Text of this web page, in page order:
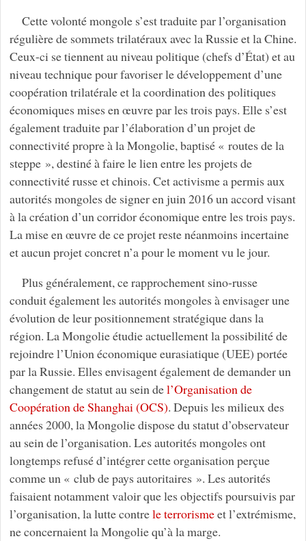
Cette volonté mongole s’est traduite par l’organisation
régulière de sommets trilatéraux avec la Russie et la Chine.
Ceux-ci se tiennent au niveau politique (chefs d’État) et au
niveau technique pour favoriser le développement d’une
coopération trilatérale et la coordination des politiques
économiques mises en œuvre par les trois pays. Elle s’est
également traduite par l’élaboration d’un projet de
connectivité propre à la Mongolie, baptisé « routes de la
steppe », destiné à faire le lien entre les projets de
connectivité russe et chinois. Cet activisme a permis aux
autorités mongoles de signer en juin 2016 un accord visant
à la création d’un corridor économique entre les trois pays.
La mise en œuvre de ce projet reste néanmoins incertaine
et aucun projet concret n’a pour le moment vu le jour.
Plus généralement, ce rapprochement sino-russe
conduit également les autorités mongoles à envisager une
évolution de leur positionnement stratégique dans la
région. La Mongolie étudie actuellement la possibilité de
rejoindre l’Union économique eurasiatique (UEE) portée
par la Russie. Elles envisagent également de demander un
changement de statut au sein del’Organisation de
Coopération de Shanghai (OCS). Depuis les milieux des
années 2000, la Mongolie dispose du statut d’observateur
au sein de l’organisation. Les autorités mongoles ont
longtemps refusé d’intégrer cette organisation perçue
comme un « club de pays autoritaires ». Les autorités
faisaient notamment valoir que les objectifs poursuivis par
l’organisation, la lutte contrele terrorismeet l’extrémisme,
ne concernaient la Mongolie qu’à la marge.